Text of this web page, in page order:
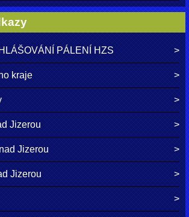
PÁLENÍ HZS
kraje
Jizerou
Jizerou
Jizerou